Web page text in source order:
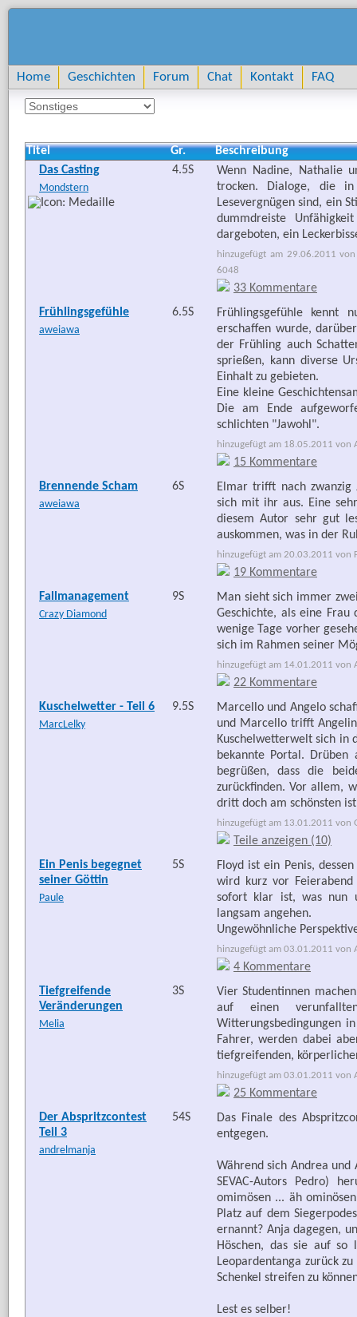
Home Geschichten Forum Chat Kontakt FAQ
Titel Gr.
Beschreibung
Das Casting
Mondstern
4.5S
Wenn Nadine, Nathalie
trocken. Dialoge, die
Lesevergnügen sind, ein
dummdreiste
dargeboten, ein
hinzugefügt am 29.06.2011
6048
33 Kommentare
Frühlingsgefühle
aweiawa
6.5S
Frühlingsgefühle kennt
erschaffen wurde,
der Frühling auch
sprießen, kann diverse
Einhalt zu gebieten.
Eine kleine
Die am Ende
schlichten "Jawohl".
hinzugefügt am 18.05.2011 von
15 Kommentare
Brennende Scham
aweiawa
6S
Elmar trifft nach zwanzig
sich mit ihr aus. Eine
diesem Autor sehr gut
auskommen, was in der
hinzugefügt am 20.03.2011 von
19 Kommentare
Fallmanagement
Crazy Diamond
9S
Man sieht sich immer
Geschichte, als eine
wenige Tage vorher
sich im Rahmen seiner
hinzugefügt am 14.01.2011 von
22 Kommentare
Kuschelwetter - Teil 6
MarcLelky
9.5S
Marcello und Angelo
und Marcello trifft
Kuschelwetterwelt sich
bekannte Portal.
begrüßen, dass die
zurückfinden. Vor allem,
dritt doch am schönsten
hinzugefügt am 13.01.2011 von
Teile anzeigen (10)
Ein Penis begegnet
seiner Göttin
Paule
5S
Floyd ist ein Penis,
wird kurz vor Feierabend
sofort klar ist, was nun
langsam angehen.
Ungewöhnliche
hinzugefügt am 03.01.2011 von
4 Kommentare
Tiefgreifende
Veränderungen
Melia
3S
Vier Studentinnen
auf einen
Witterungsbedingungen
Fahrer, werden dabei
tiefgreifenden,
hinzugefügt am 03.01.2011 von
25 Kommentare
Der Abspritzcontest
Teil 3
andrelmanja
54S
Das Finale des
entgegen.
Während sich Andrea und
SEVAC-Autors Pedro)
omimösen ... äh
Platz auf dem
ernannt? Anja dagegen,
Höschen, das sie auf
Leopardentanga zurück
Schenkel streifen zu
Lest es selber!